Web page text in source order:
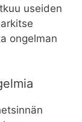
useiden
ongelman